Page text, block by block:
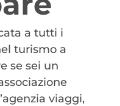
a tutti i
turismo a
se sei un
viaggi,